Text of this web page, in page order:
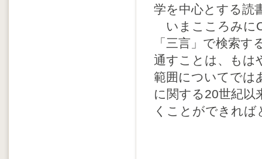
学を中心とする読
いまこころみに
「三言」で検索
通すことは、もは
範囲についてでは
に関する20世紀以
くことができれば